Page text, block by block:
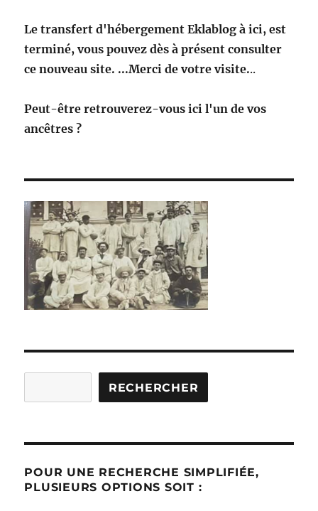
Le transfert d'hébergement Eklablog à ici, est
terminé, vous pouvez dès à présent consulter
ce nouveau site. ...Merci de votre visite...
Peut-être retrouverez-vous ici l'un de vos
ancêtres ?
RECHERCHER
POUR UNE RECHERCHE SIMPLIFIÉE,
PLUSIEURS OPTIONS SOIT :